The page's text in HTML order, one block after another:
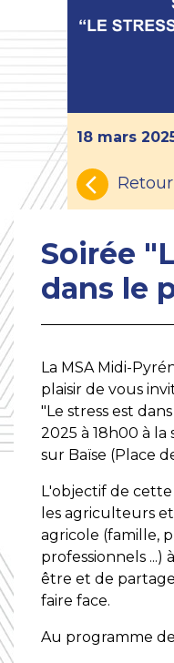
18 mars
Soirée
dans le
La MSA Midi-
plaisir de vous
"Le stress est
2025 à 18h00 à la
sur Baïse (Place
L'objectif de cette
les agriculteurs
agricole (famille,
professionnels
être et de
faire face.
Au programme